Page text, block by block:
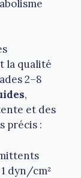
la qualité
2–8
,
et des
précis :
dyn/cm²